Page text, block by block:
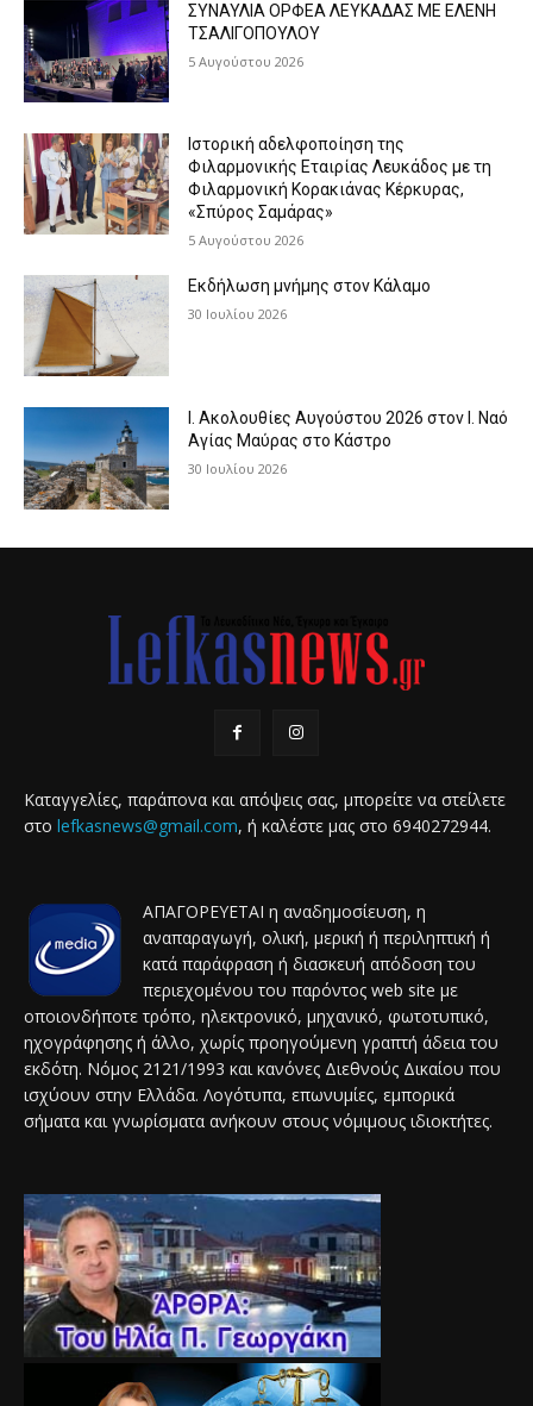
ΣΥΝΑΥΛΙΑ ΟΡΦΕΑ ΛΕΥΚΑΔΑΣ ΜΕ ΕΛΕΝΗ
ΤΣΑΛΙΓΟΠΟΥΛΟΥ
5 Αυγούστου 2026
Ιστορική αδελφοποίηση της
Φιλαρμονικής Εταιρίας Λευκάδος με τη
Φιλαρμονική Κορακιάνας Κέρκυρας,
«Σπύρος Σαμάρας»
5 Αυγούστου 2026
Εκδήλωση μνήμης στον Κάλαμο
30 Ιουλίου 2026
Ι. Ακολουθίες Αυγούστου 2026 στον Ι. Ναό
Αγίας Μαύρας στο Κάστρο
30 Ιουλίου 2026
Καταγγελίες, παράπονα και απόψεις σας, μπορείτε να στείλετε
στο lefkasnews@gmail.com, ή καλέστε μας στο 6940272944.
ΑΠΑΓΟΡΕΥΕΤΑΙ η αναδημοσίευση, η
αναπαραγωγή, ολική, μερική ή περιληπτική ή
κατά παράφραση ή διασκευή απόδοση του
περιεχομένου του παρόντος web site με
οποιονδήποτε τρόπο, ηλεκτρονικό, μηχανικό, φωτοτυπικό,
ηχογράφησης ή άλλο, χωρίς προηγούμενη γραπτή άδεια του
εκδότη. Νόμος 2121/1993 και κανόνες Διεθνούς Δικαίου που
ισχύουν στην Ελλάδα. Λογότυπα, επωνυμίες, εμπορικά
σήματα και γνωρίσματα ανήκουν στους νόμιμους ιδιοκτήτες.